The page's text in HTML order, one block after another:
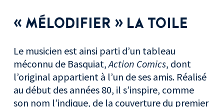
« MÉLODIFIER » LA TOILE
Le musicien est ainsi parti d’un tableau
méconnu de Basquiat,Action Comics, dont
l’original appartient à l’un de ses amis. Réalisé
au début des années 80, il s’inspire, comme
son nom l’indique, de la couverture du premier